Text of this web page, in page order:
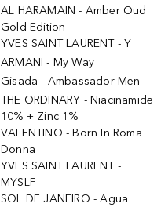
AL HARAMAIN - Amber Oud
Gold Edition
YVES SAINT LAURENT - Y
ARMANI - My Way
Gisada - Ambassador Men
THE ORDINARY - Niacinamide
10% + Zinc 1%
VALENTINO - Born In Roma
Donna
YVES SAINT LAURENT -
MYSLF
SOL DE JANEIRO - Agua